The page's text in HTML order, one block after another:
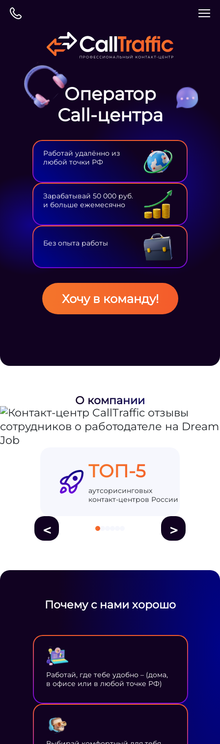
Оператор
Сall-центра
Работай удалённо из
любой точки РФ
Зарабатывай 50 000 руб.
и больше ежемесячно
Без опыта работы
Хочу в команду!
О компании
ТОП-5
аутсорисинговых
контакт-центров России
< >
Почему с нами хорошо
Работай, где тебе удобно – (дома,
в офисе или в любой точке РФ)